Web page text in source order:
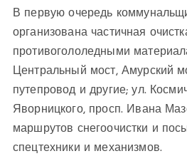
В первую очередь
организована частичная
противогололедными
Центральный мост, Амурский
путепровод и другие; ул.
Яворницкого, просп. Ивана
маршрутов снегоочистки и
спецтехники и механизмов.